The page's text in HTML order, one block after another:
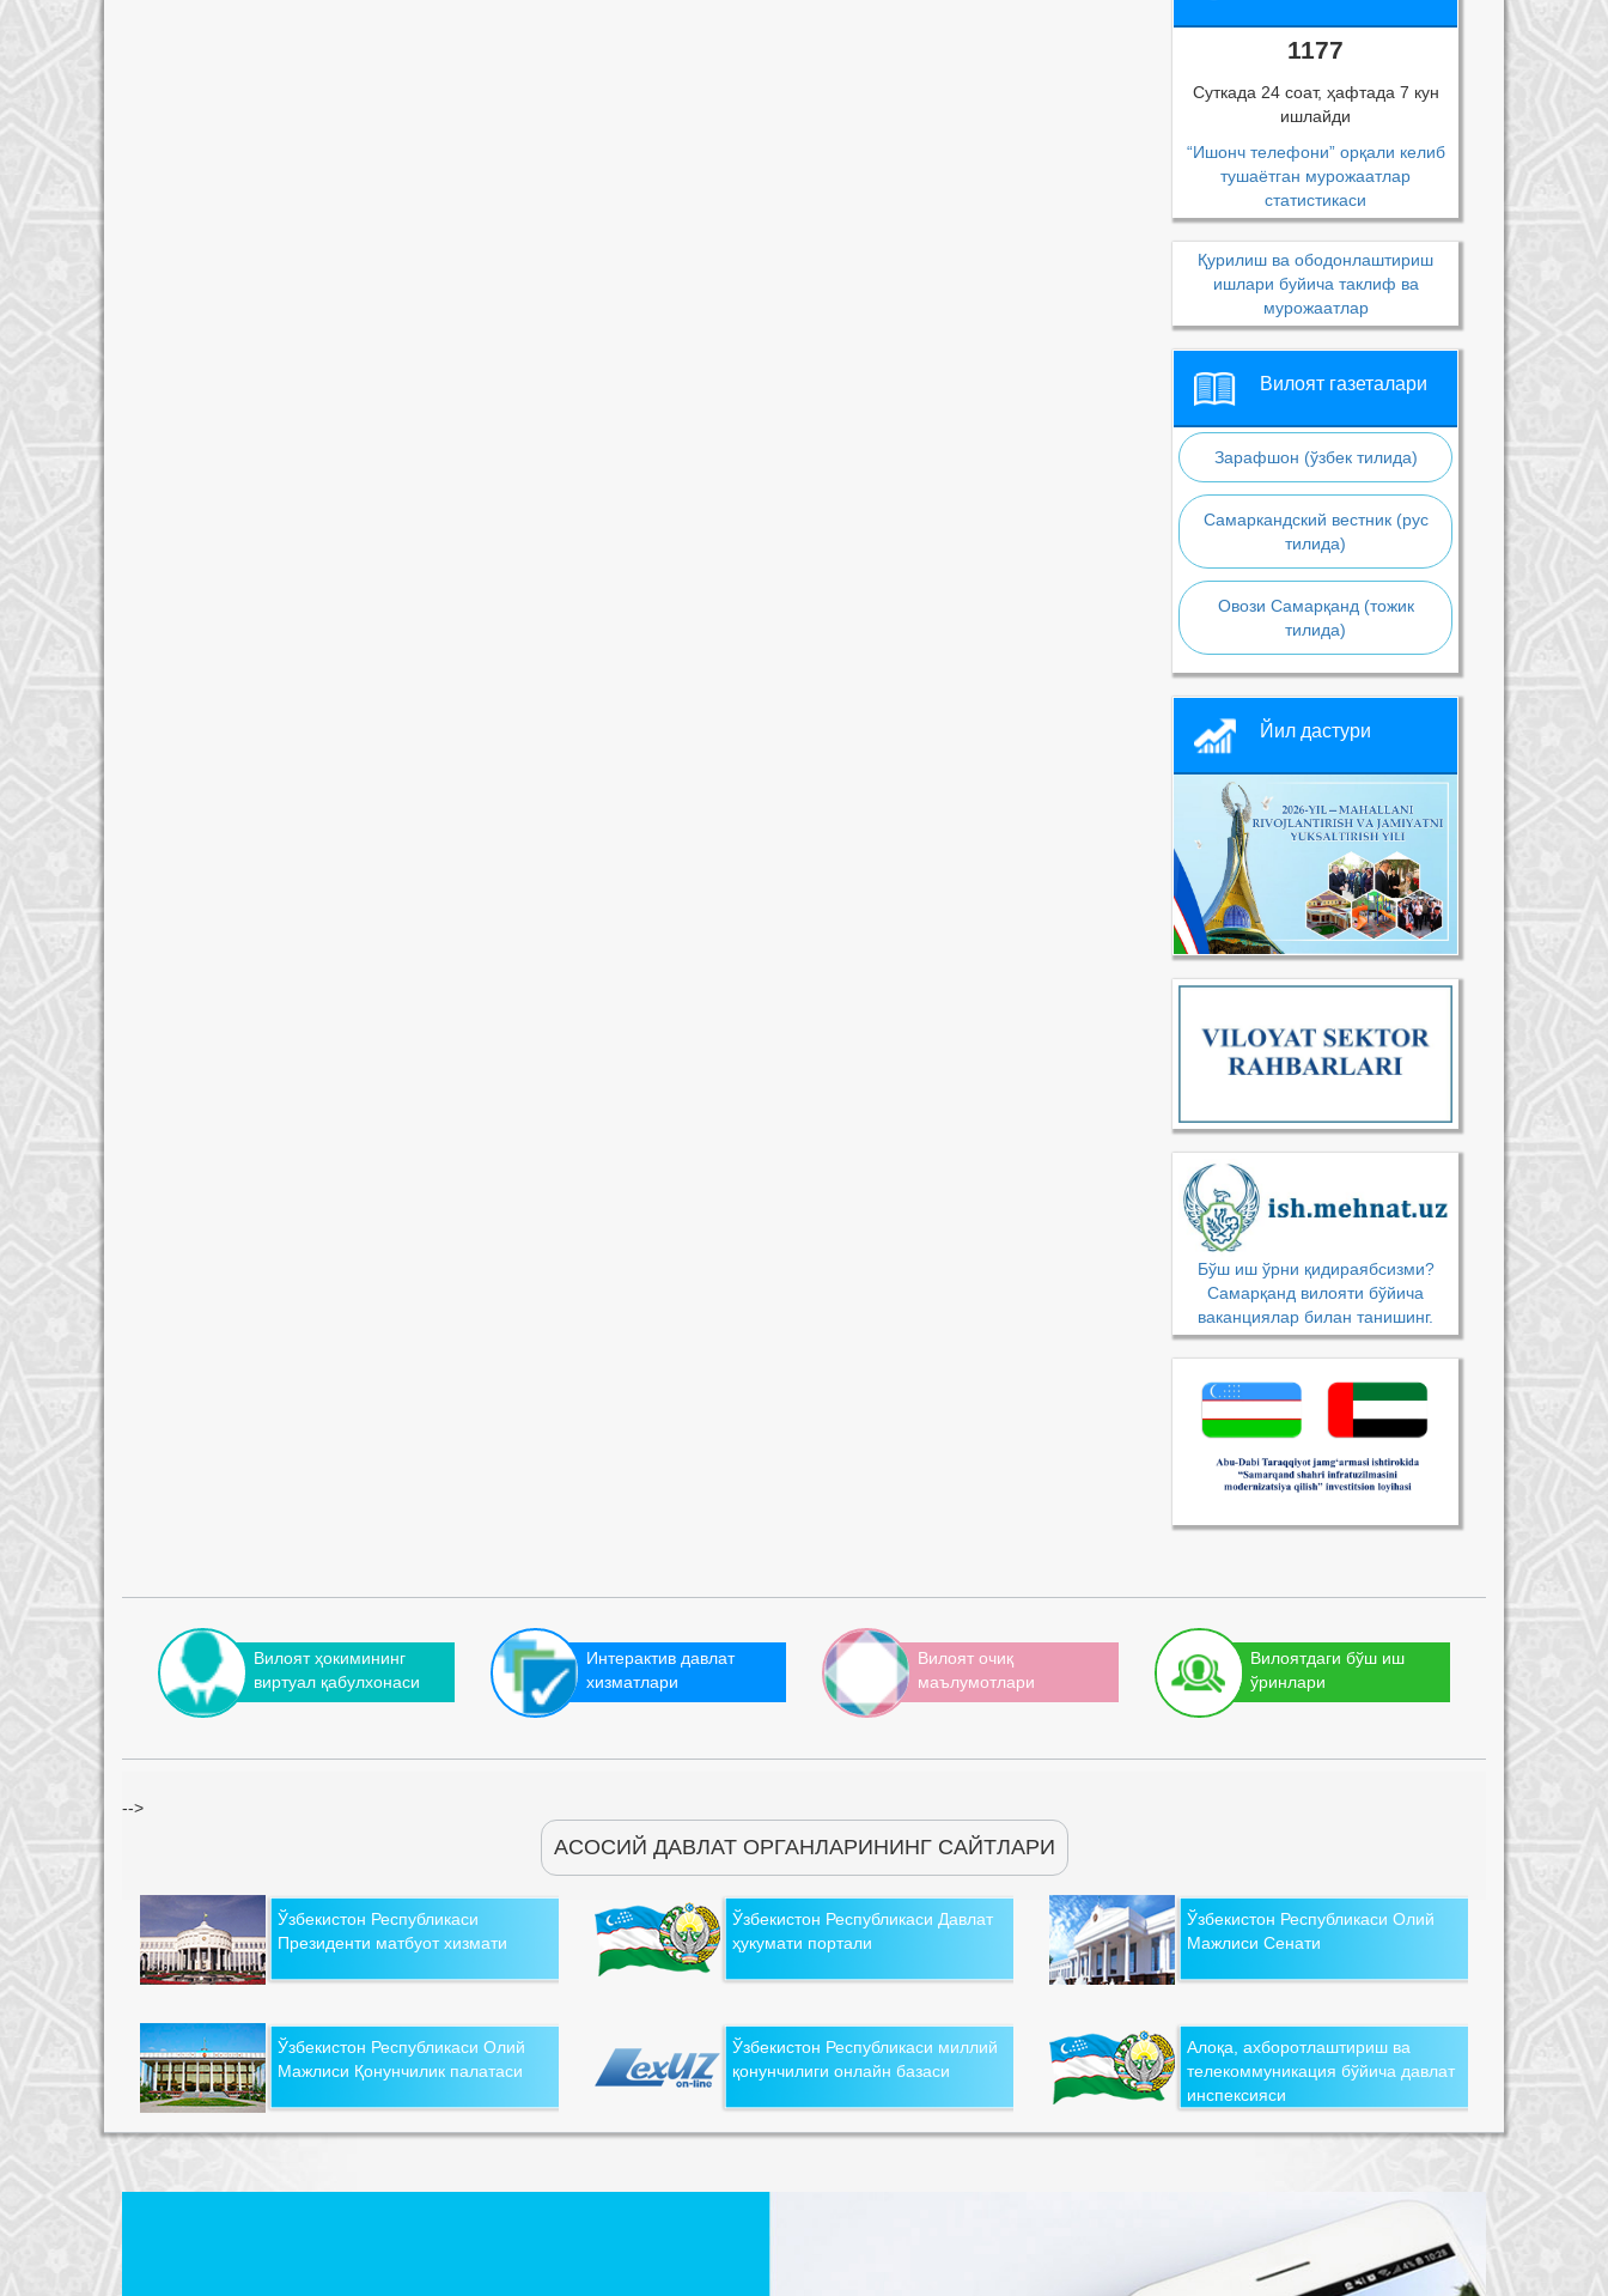
1177
Суткада 24 соат, ҳафтада 7 кун
ишлайди
“Ишонч телефони” орқали келиб
тушаётган мурожаатлар
статистикаси
Қурилиш ва ободонлаштириш
ишлари буйича таклиф ва
мурожаатлар
Вилоят газеталари
Зарафшон (ўзбек тилида)
Самаркандский вестник (рус
тилида)
Овози Самарқанд (тожик
тилида)
Йил дастури
Бўш иш ўрни қидираябсизми?
Самарқанд вилояти бўйича
ваканциялар билан танишинг.
Вилоят ҳокимининг
виртуал қабулхонаси
Интерактив давлат
хизматлари
Вилоят очиқ
маълумотлари
Вилоятдаги бўш иш
ўринлари
-->
АСОСИЙ ДАВЛАТ ОРГАНЛАРИНИНГ САЙТЛАРИ
Ўзбекистон Республикаси
Президенти матбуот хизмати
Ўзбекистон Республикаси Давлат
ҳукумати портали
Ўзбекистон Республикаси Олий
Мажлиси Сенати
Ўзбекистон Республикаси Олий
Мажлиси Қонунчилик палатаси
Ўзбекистон Республикаси миллий
қонунчилиги онлайн базаси
Алоқа, ахборотлаштириш ва
телекоммуникация бўйича давлат
инспексияси